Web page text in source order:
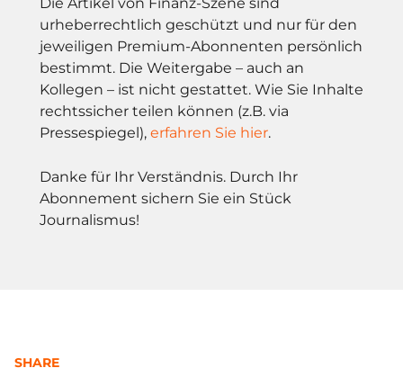
urheberrechtlich geschützt und nur für den
jeweiligen Premium-Abonnenten persönlich
bestimmt. Die Weitergabe – auch an
Kollegen – ist nicht gestattet. Wie Sie Inhalte
rechtssicher teilen können (z.B. via
Pressespiegel), erfahren Sie hier.
Danke für Ihr Verständnis. Durch Ihr
Abonnement sichern Sie ein Stück
Journalismus!
SHARE